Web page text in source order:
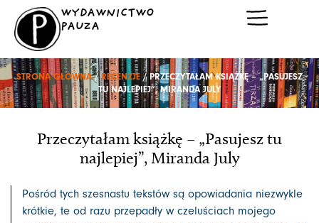
Przejdź
treści
WYDAWNICTWO
PAUZA
STRONA GŁÓWNA/RECENZJE / PRZECZYTAŁAM KSIĄŻKĘ – „PASUJESZ
TU NAJLEPIEJ”, MIRANDA JULY
Przeczytałam książkę – „Pasujesz tu
najlepiej”, Miranda July
Pośród tych szesnastu tekstów są opowiadania niezwykle
krótkie, te od razu przepadły w czeluściach mojego